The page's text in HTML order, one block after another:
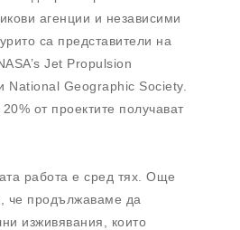
агенции и независими
са представители на
Jet Propulsion
National Geographic Society.
от проектите получават
работа е сред тях. Още
че продължаваме да
изживявания, които